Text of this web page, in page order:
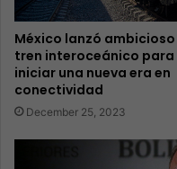
México lanzó ambicioso
tren interoceánico para
iniciar una nueva era en
conectividad
December 25, 2023